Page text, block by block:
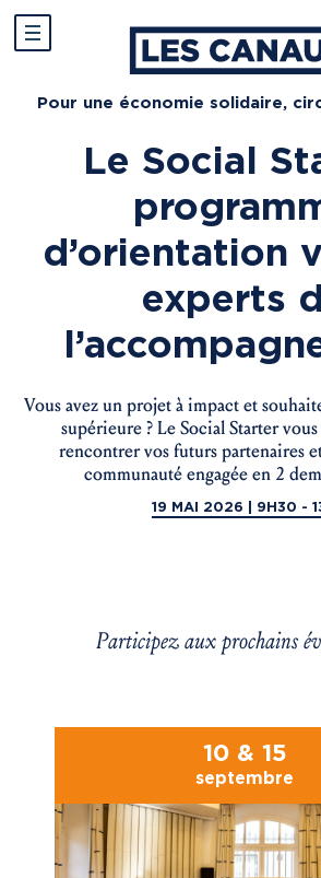
Pour une économie solidaire,
Le Social
d’orientation
experts
Vous avez un projet à impact et
supérieure ? Le Social Starter
rencontrer vos futurs partenaires
communauté engagée en 2
19 MAI 2026 | 9H30 -
Participez aux prochains
10 & 15
septembre